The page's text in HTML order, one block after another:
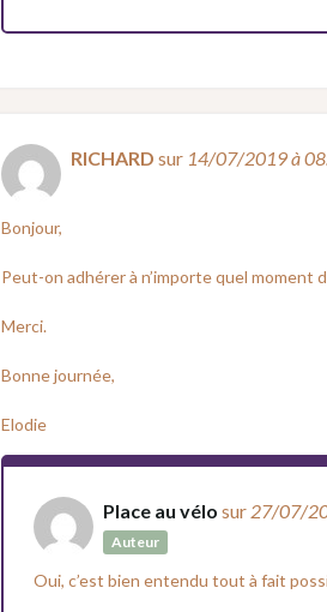
RICHARD sur 14/07/2019à
Bonjour,
Peut-on adhérer à n’importe quel moment
Merci.
Bonne journée,
Elodie
Place au vélo sur 27/07/
Auteur
Oui, c’est bien entendu tout à fait